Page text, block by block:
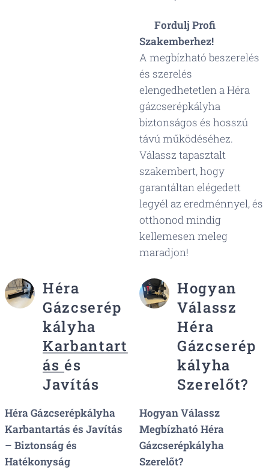
Fordulj Profi
Szakemberhez!
A megbízható beszerelés
és szerelés
elengedhetetlen a Héra
gázcserépkályha
biztonságos és hosszú
távú működéséhez.
Válassz tapasztalt
szakembert, hogy
garantáltan elégedett
legyél az eredménnyel, és
otthonod mindig
kellemesen meleg
maradjon! 😊
Héra
Gázcserép
kályha
Karbantart
ásés
Javítás
Héra Gázcserépkályha
Karbantartás és Javítás
– Biztonság és
Hatékonyság
Hogyan
Válassz
Héra
Gázcserép
kályha
Szerelőt?
Hogyan Válassz
Megbízható Héra
Gázcserépkályha
Szerelőt?